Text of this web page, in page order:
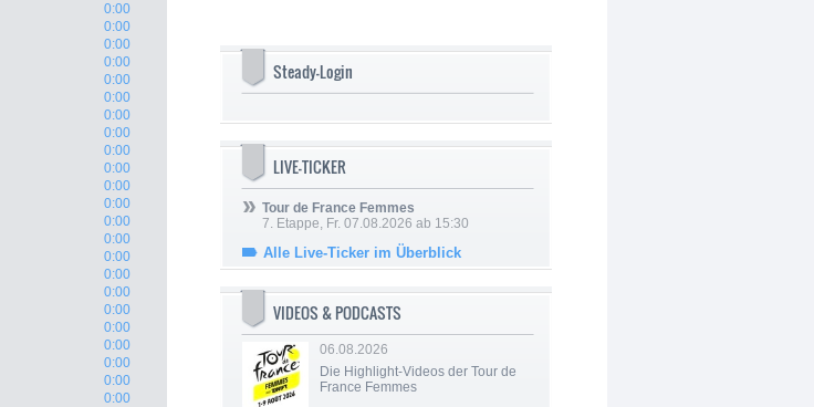
0:00
0:00
0:00
0:00
0:00
0:00
0:00
0:00
0:00
0:00
0:00
0:00
0:00
0:00
0:00
0:00
0:00
0:00
0:00
0:00
0:00
0:00
0:00
Steady-Login
LIVE-TICKER
Tour de France Femmes
7. Etappe, Fr. 07.08.2026 ab 15:30
Alle Live-Ticker im Überblick
VIDEOS & PODCASTS
06.08.2026
Die Highlight-Videos der Tour de
France Femmes